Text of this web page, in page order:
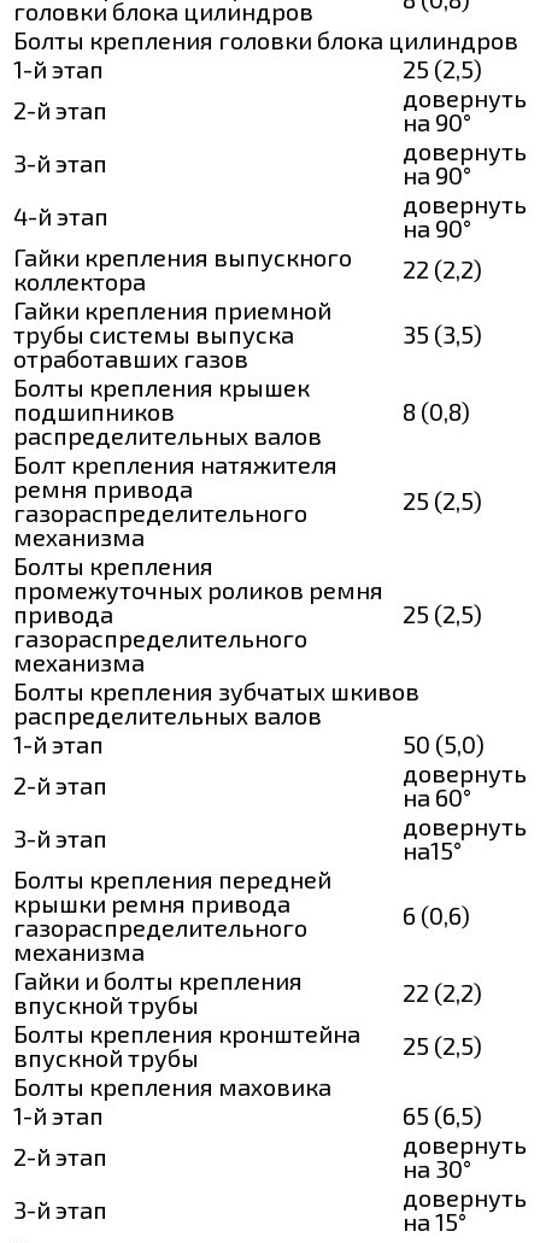
головки блока цилиндров
Болты крепления головки блока цилиндров
1-й этап
25 (2,5)
2-й этап
довернуть
на 90°
3-й этап
довернуть
на 90°
4-й этап
довернуть
на 90°
Гайки крепления выпускного
коллектора
22 (2,2)
Гайки крепления приемной
трубы системы выпуска
отработавших газов
35 (3,5)
Болты крепления крышек
подшипников
распределительных валов
8 (0,8)
Болт крепления натяжителя
ремня привода
газораспределительного
механизма
25 (2,5)
Болты крепления
промежуточных роликов ремня
привода
газораспределительного
механизма
25 (2,5)
Болты крепления зубчатых шкивов
распределительных валов
1-й этап
50 (5,0)
2-й этап
довернуть
на 60°
3-й этап
довернуть
на15°
Болты крепления передней
крышки ремня привода
газораспределительного
механизма
6 (0,6)
Гайки и болты крепления
впускной трубы
22 (2,2)
Болты крепления кронштейна
впускной трубы
25 (2,5)
Болты крепления маховика
1-й этап
65 (6,5)
2-й этап
довернуть
на 30°
3-й этап
довернуть
на 15°